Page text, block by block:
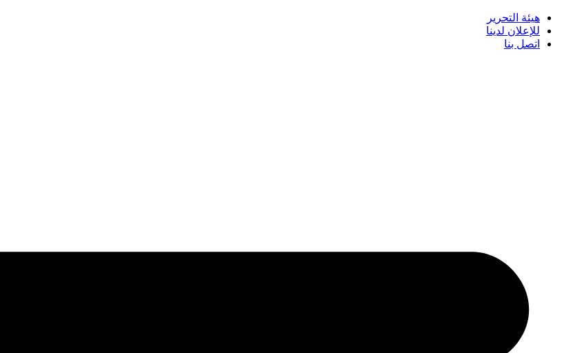
هيئة التحرير
للإعلان لدينا
اتصل بنا